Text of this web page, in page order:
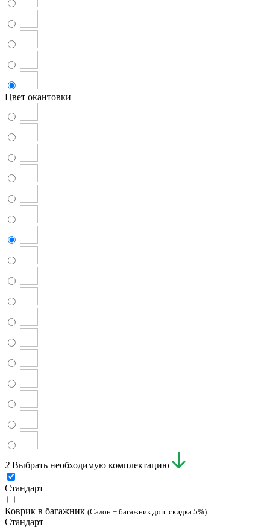
Цвет окантовки
2 Выбрать необходимую комплектацию
Стандарт
Коврик в багажник (Салон + багажник доп. скидка 5%)
Стандарт